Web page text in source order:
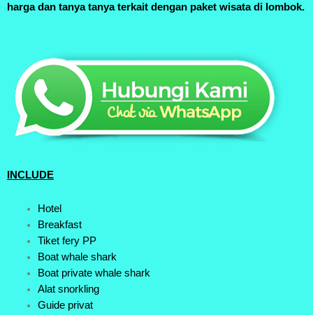
harga dan tanya tanya terkait dengan paket wisata di lombok.
INCLUDE
Hotel
Breakfast
Tiket fery PP
Boat whale shark
Boat private whale shark
Alat snorkling
Guide privat